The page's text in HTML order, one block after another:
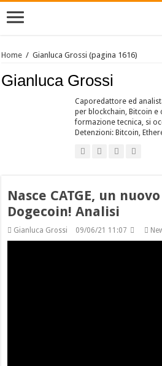
Home / Gianluca Grossi (pagina 1616)
Gianluca Grossi
Caporedattore ed
per blockchain, Bitcoin e
formazione tecnica, si
Detenzioni: Bitcoin,
Nasce CATGE, un
Dogecoin! Analisi
Gianluca Grossi 09/06/21 11:07